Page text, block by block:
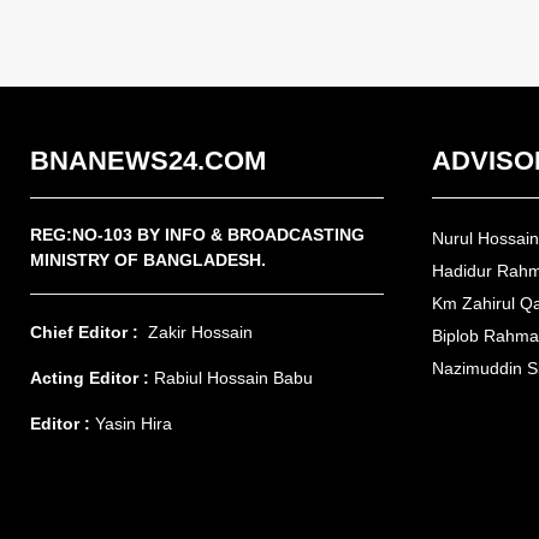
BNANEWS24.COM
REG:NO-103 BY INFO & BROADCASTING
MINISTRY OF BANGLADESH.
Chief Editor : Zakir Hossain
Acting Editor : Rabiul Hossain Babu
Editor : Yasin Hira
Nurul
Hadidur
Km Zahirul
Biplob
Nazimuddin